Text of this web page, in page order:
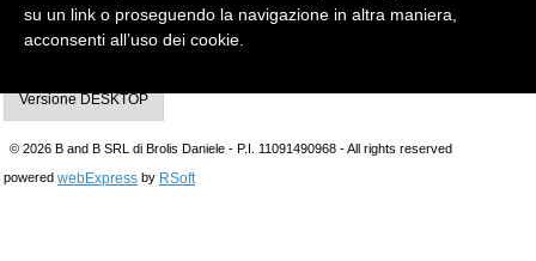
motoriduttore irreversibile con freno fino a 180 kg
UM. PZ
Versione DESKTOP
© 2026 B and B SRL di Brolis Daniele - P.I. 11091490968 - All rights reserved
powered webExpress by RSoft
su un link o proseguendo la navigazione in altra maniera,
acconsenti all’uso dei cookie.